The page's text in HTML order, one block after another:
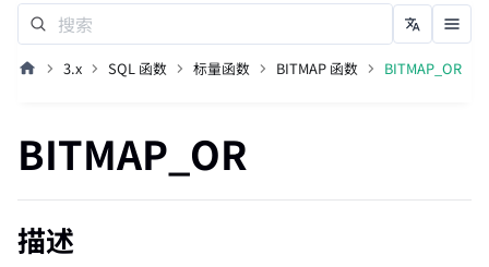
3.x SQL 函数 标量函数 BITMAP 函数 BITMAP_OR
BITMAP_OR
描述